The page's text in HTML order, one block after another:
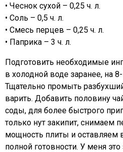
• Чеснок сухой – 0,25 ч. л.
• Соль – 0,5 ч. л.
• Смесь перцев – 0,25 ч. л.
• Паприка – 3 ч. л.
Подготовить необходимые
в холодной воде заранее, на
Тщательно промыть
варить. Добавить половину
соды, для более быстрого
только нут закипит, снимаем
мощность плиты и оставляем
полной готовности. У меня